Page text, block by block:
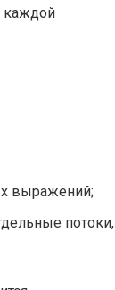
каждой
выражений;
потоки,